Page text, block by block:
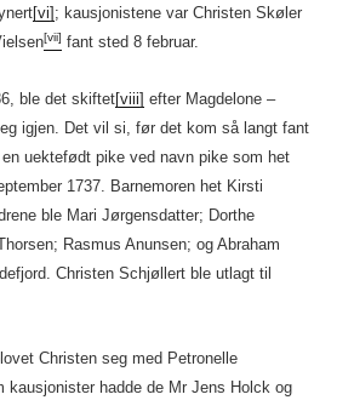
[vi] ; kausjonistene var Christen Skøler
[vii] fant sted 8 februar.
ble det skiftet[viii] efter Magdelone –
igjen. Det vil si, før det kom så langt fant
uektefødt pike ved navn pike som het
1737. Barnemoren het Kirsti
ble Mari Jørgensdatter; Dorthe
Rasmus Anunsen; og Abraham
Christen Schjøllert ble utlagt til
Christen seg med Petronelle
kausjonister hadde de Mr Jens Holck og